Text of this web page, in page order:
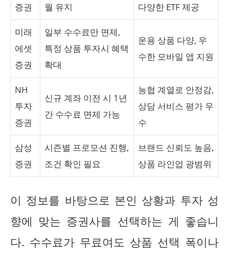
증권
월 유지
다양한 ETF 제공
미래
에셋
증권
일부 수수료만 면제,
특정 상품 투자시 혜택
확대
운용 상품 다양, 우
수한 모바일 앱 지원
NH
투자
증권
신규 계좌 이전 시 1년
간 수수료 면제 가능
농협 계열로 안정감,
상담 서비스 평가 우
수
삼성
증권
시즌별 프로모션 진행,
조건 확인 필요
브랜드 신뢰도 높음,
상품 라인업 광범위
이 정보를 바탕으로 본인 상황과 투자 성
향에 맞는 증권사를 선택하는 게 좋습니
다. 수수료가 무료여도 상품 선택 폭이나